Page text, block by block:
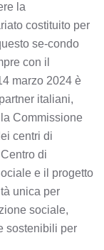
la
costituito per
se-condo
con il
marzo 2024 è
italiani,
Commissione
centri di
di
e il progetto
unica per
sociale,
sostenibili per